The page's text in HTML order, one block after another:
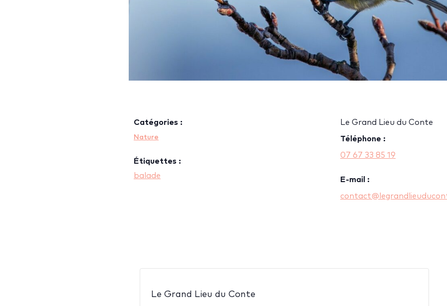
Catégories :
Nature
Étiquettes :
balade
Le Grand Lieu du Conte
Téléphone :
07 67 33 85 19
E-mail :
Le Grand Lieu du Conte